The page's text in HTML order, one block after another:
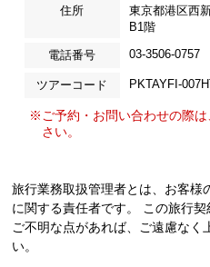
住所
東京都港区西
B1階
電話番号 03-3506-0757
ツアーコード PKTAYFI-
※ご予約・お問い合わせの際
さい。
旅行業務取扱管理者とは、お客様
に関する責任者です。 この旅行
ご不明な点があれば、ご遠慮なく
い。